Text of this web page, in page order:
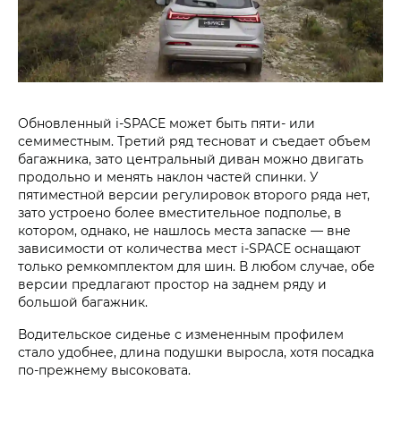
Обновленный i‑SPACE может быть пяти- или
семиместным. Третий ряд тесноват и съедает объем
багажника, зато центральный диван можно двигать
продольно и менять наклон частей спинки. У
пятиместной версии регулировок второго ряда нет,
зато устроено более вместительное подполье, в
котором, однако, не нашлось места запаске — вне
зависимости от количества мест i‑SPACE оснащают
только ремкомплектом для шин. В любом случае, обе
версии предлагают простор на заднем ряду и
большой багажник.
Водительское сиденье с измененным профилем
стало удобнее, длина подушки выросла, хотя посадка
по-прежнему высоковата.